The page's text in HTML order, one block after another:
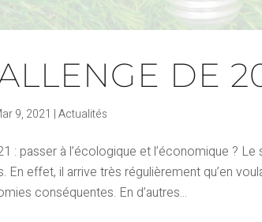
DE
9, 2021 |Actualités
: passer à l’écologique et l’économique ?
En effet, il arrive très régulièrement qu’en
conséquentes. En d’autres...